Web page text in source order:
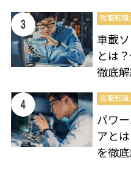
就職転職
車載
とは
徹底
就職転職
パワ
アと
を徹